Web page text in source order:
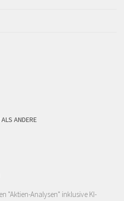
ANDERE
"Aktien-Analysen" inklusive KI-